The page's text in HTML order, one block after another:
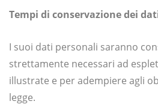
Tempi di conservazione dei
I suoi dati personali saranno
strettamente necessari ad
illustrate e per adempiere agli
legge.